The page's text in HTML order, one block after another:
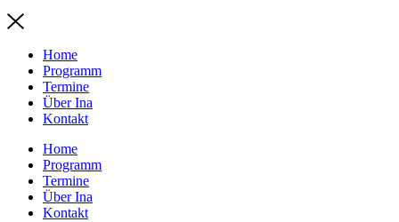
Home
Programm
Termine
Über Ina
Kontakt
Home
Programm
Termine
Über Ina
Kontakt